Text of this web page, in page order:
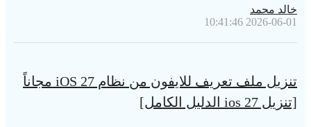
خالد محمد
2026-06-01 10:41:46
تنزيل ملف تعريف للايفون من نظام iOS 27 مجاناً
[تنزيل ios 27 الدليل الكامل]